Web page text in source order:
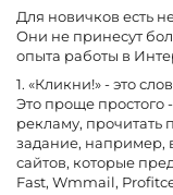
Для новичков есть
Они не принесут
опыта работы в
1. «Кликни!» - это
Это проще простого
рекламу, прочитать
задание, например,
сайтов, которые
Fast, Wmmail,